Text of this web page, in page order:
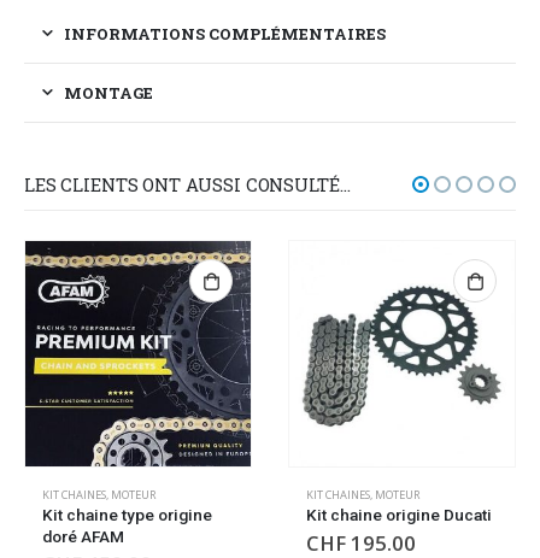
INFORMATIONS COMPLÉMENTAIRES
MONTAGE
LES CLIENTS ONT AUSSI CONSULTÉ…
KIT CHAINES, MOTEUR
Kit chaine origine Ducati
CHF195.00
COURONNES, MOTEUR
Couronne noire 43 dents
Supersprox